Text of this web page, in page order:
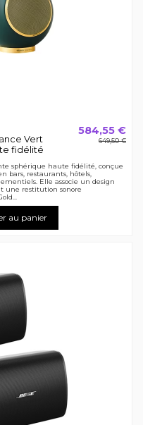
Vert
fidélité
584,55 €
649,50 €
sphérique haute fidélité, conçue
bars, restaurants, hôtels,
Elle associe un design
une restitution sonore
au panier